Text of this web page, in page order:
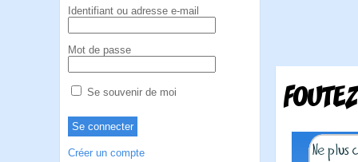
Identifiant ou adresse e-mail
Mot de passe
Se souvenir de moi
Créer un compte